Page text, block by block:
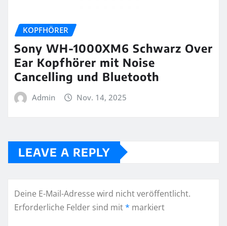
KOPFHÖRER
Sony WH-1000XM6 Schwarz Over
Ear Kopfhörer mit Noise
Cancelling und Bluetooth
Admin Nov. 14, 2025
LEAVE A REPLY
Deine E-Mail-Adresse wird nicht veröffentlicht.
Erforderliche Felder sind mit* markiert